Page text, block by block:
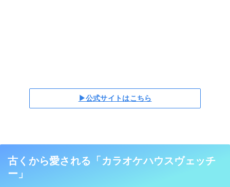
▶公式サイトはこちら
古くから愛される「カラオケハウスヴェッチ
ー」